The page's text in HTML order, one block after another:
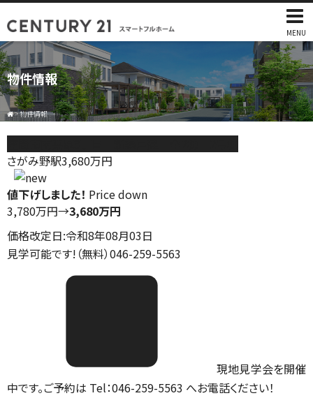
MENU
物件情報
>物件情報
さがみ野駅3,680万円
値下げしました！ Price down
3,780万円→3,680万円
価格改定日:令和8年08月03日
見学可能です!（無料）046-259-5563
現地見学会を開催
中です。ご予約は Tel：046-259-5563 へお電話ください！